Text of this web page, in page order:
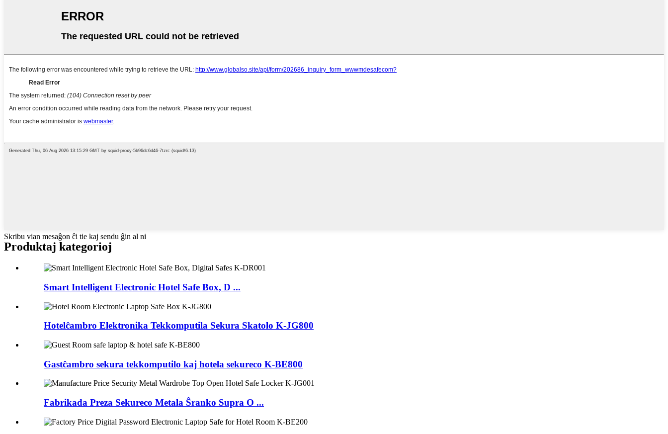
Skribu vian mesaĝon ĉi tie kaj sendu ĝin al ni
Produktaj kategorioj
Smart Intelligent Electronic Hotel Safe Box, D ...
Hotelĉambro Elektronika Tekkomputila Sekura Skatolo K-JG800
Gastĉambro sekura tekkomputilo kaj hotela sekureco K-BE800
Fabrikada Preza Sekureco Metala Ŝranko Supra O ...